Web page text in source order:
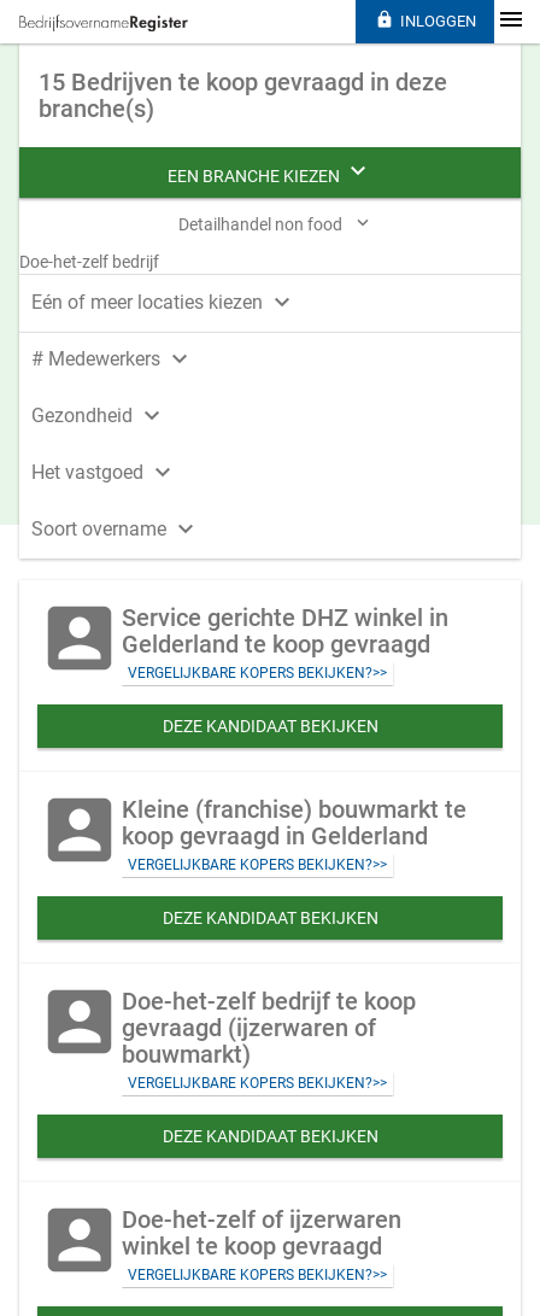
15 Bedrijven te koop gevraagd in deze
branche(s)
EEN BRANCHE KIEZEN 
Detailhandel non food 
Doe-het-zelf bedrijf
Eén of meer locaties kiezen 
# Medewerkers 
Gezondheid 
Het vastgoed 
Soort overname 
account_box Service gerichte DHZ winkel in
Gelderland te koop gevraagd
VERGELIJKBARE KOPERS BEKIJKEN?>>
DEZE KANDIDAAT BEKIJKEN
account_box Kleine (franchise) bouwmarkt te
koop gevraagd in Gelderland
VERGELIJKBARE KOPERS BEKIJKEN?>>
DEZE KANDIDAAT BEKIJKEN
account_box Doe-het-zelf bedrijf te koop
gevraagd (ijzerwaren of
bouwmarkt)
VERGELIJKBARE KOPERS BEKIJKEN?>>
DEZE KANDIDAAT BEKIJKEN
account_box Doe-het-zelf of ijzerwaren
winkel te koop gevraagd
VERGELIJKBARE KOPERS BEKIJKEN?>>
 INLOGGEN